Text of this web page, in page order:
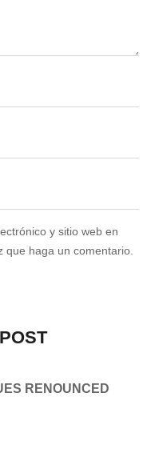
y sitio web en
haga un comentario.
RENOUNCED